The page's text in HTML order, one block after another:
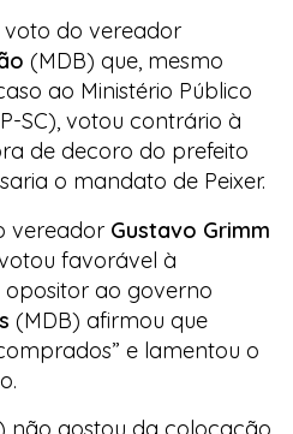
voto do vereador
(MDB) que, mesmo
ao Ministério Público
SC), votou contrário à
de decoro do prefeito
o mandato de Peixer.
vereador Gustavo Grimm
favorável à
opositor ao governo
(MDB) afirmou que
e lamentou o
não gostou da colocação